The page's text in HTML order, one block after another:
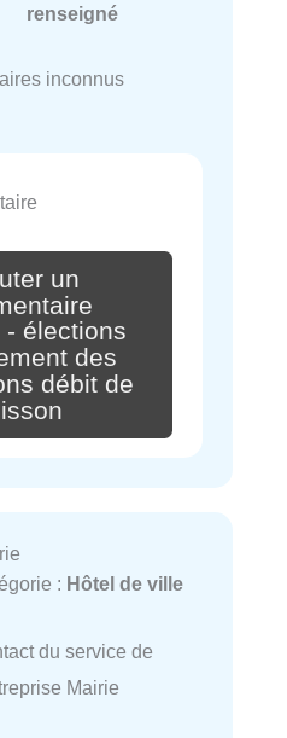
renseigné
inconnus
un
- élections
des
débit de
: Hôtel de ville
du service de
Mairie